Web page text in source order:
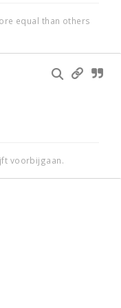
equal than others
voorbijgaan.